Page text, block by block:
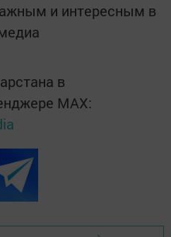
и интересным в
в
MАХ: